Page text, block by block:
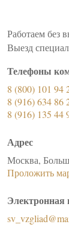
Работаем без
Выезд
Телефоны
8 (800) 101 94
8 (916) 634 86
8 (916) 135 44
Адрес
Москва,
Проложить
Электронная